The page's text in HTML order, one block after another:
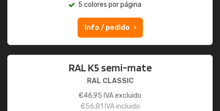
5 colores por página
Info / pedido
RAL K5 semi-mate
RAL CLASSIC
€46,95 IVA excluido
€56,81 IVA incluido